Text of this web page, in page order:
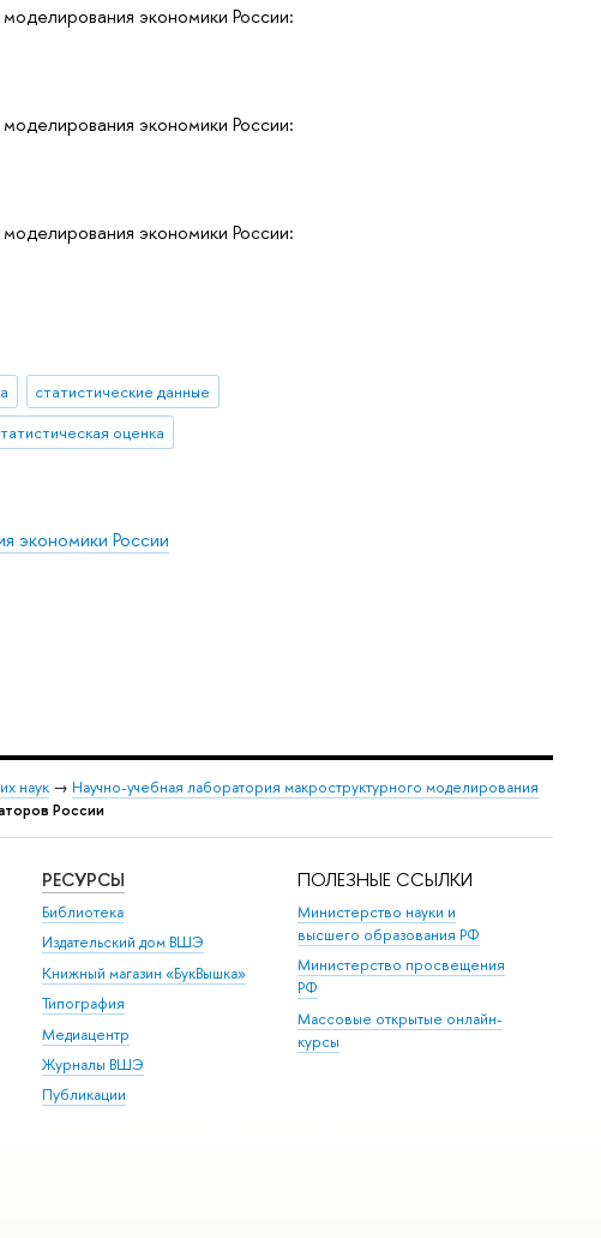
экономики России:
экономики России:
экономики России:
статистические данные
оценка
экономики России
наук → Научно-учебная лаборатория макроструктурного моделирования
России
РЕСУРСЫ
Библиотека
Издательский дом ВШЭ
Книжный магазин «БукВышка»
Типография
Медиацентр
Журналы ВШЭ
Публикации
ПОЛЕЗНЫЕ ССЫЛКИ
Министерство науки и
высшего образования РФ
Министерство просвещения
РФ
Массовые открытые онлайн-
курсы